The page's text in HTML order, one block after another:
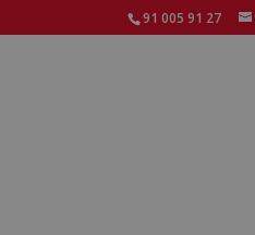
91 005 91 27